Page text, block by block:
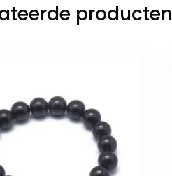
producten